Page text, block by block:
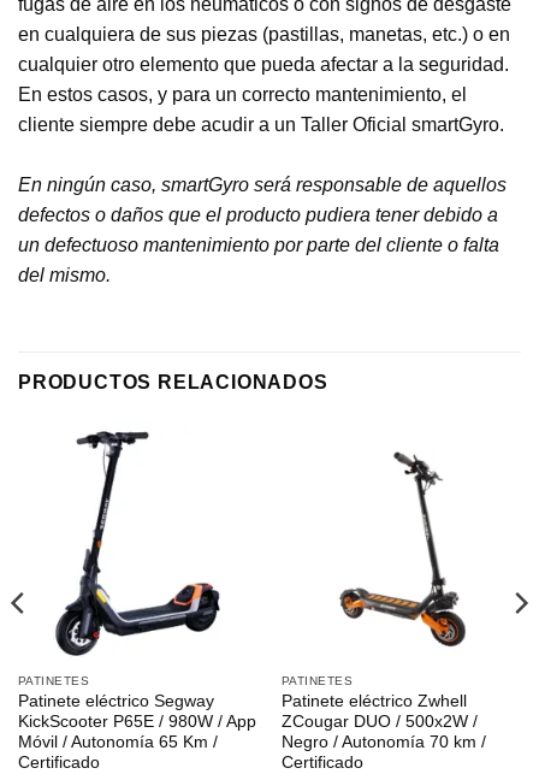
fugas de aire en los neumáticos o con signos de desgaste
en cualquiera de sus piezas (pastillas, manetas, etc.) o en
cualquier otro elemento que pueda afectar a la seguridad.
En estos casos, y para un correcto mantenimiento, el
cliente siempre debe acudir a un Taller Oficial smartGyro.
En ningún caso, smartGyro será responsable de aquellos
defectos o daños que el producto pudiera tener debido a
un defectuoso mantenimiento por parte del cliente o falta
del mismo.
PRODUCTOS RELACIONADOS
PATINETES
Patinete eléctrico Segway
KickScooter P65E / 980W / App
Móvil / Autonomía 65 Km /
Certificado
PATINETES
Patinete eléctrico Zwhell
ZCougar DUO / 500x2W /
Negro / Autonomía 70 km /
Certificado